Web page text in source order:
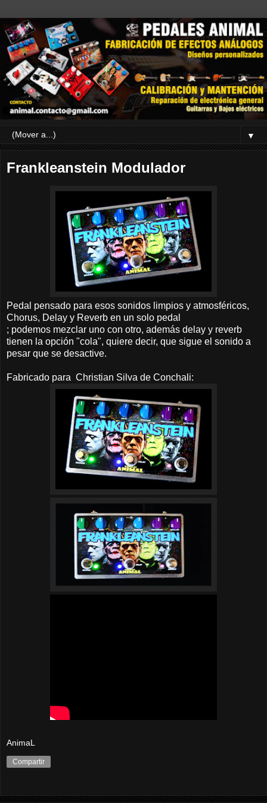
▼
Frankleanstein Modulador
Pedal pensado para esos sonidos limpios y atmosféricos,
Chorus, Delay y Reverb en un solo pedal
; podemos mezclar uno con otro, además delay y reverb
tienen la opción "cola", quiere decir, que sigue el sonido a
pesar que se desactive.
Fabricado para Christian Silva de Conchali:
AnimaL
Compartir